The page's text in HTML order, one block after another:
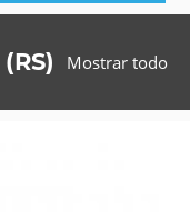
Mostrar todo